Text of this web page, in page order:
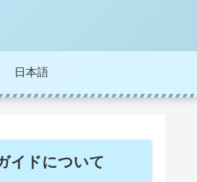
日本語
イドについて